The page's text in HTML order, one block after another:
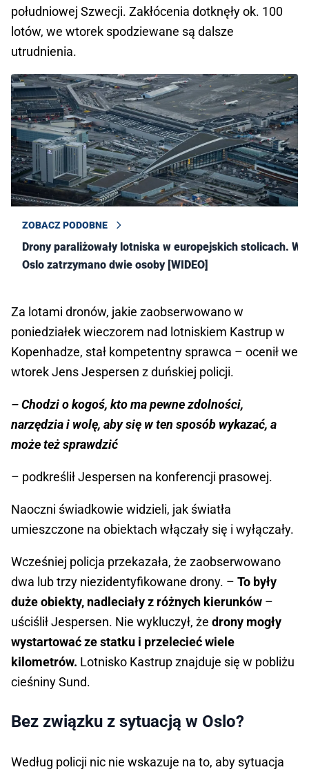
południowej Szwecji. Zakłócenia dotknęły ok. 100
lotów, we wtorek spodziewane są dalsze
utrudnienia.
ZOBACZ PODOBNE
Drony paraliżowały lotniska w europejskich stolicach. W
Oslo zatrzymano dwie osoby [WIDEO]
Za lotami dronów, jakie zaobserwowano w
poniedziałek wieczorem nad lotniskiem Kastrup w
Kopenhadze, stał kompetentny sprawca – ocenił we
wtorek Jens Jespersen z duńskiej policji.
– Chodzi o kogoś, kto ma pewne zdolności,
narzędzia i wolę, aby się w ten sposób wykazać, a
może też sprawdzić
– podkreślił Jespersen na konferencji prasowej.
Naoczni świadkowie widzieli, jak światła
umieszczone na obiektach włączały się i wyłączały.
Wcześniej policja przekazała, że zaobserwowano
dwa lub trzy niezidentyfikowane drony. – To były
duże obiekty, nadleciały z różnych kierunków –
uściślił Jespersen. Nie wykluczył, że drony mogły
wystartować ze statku i przelecieć wiele
kilometrów. Lotnisko Kastrup znajduje się w pobliżu
cieśniny Sund.
Bez związku z sytuacją w Oslo?
Według policji nic nie wskazuje na to, aby sytuacja